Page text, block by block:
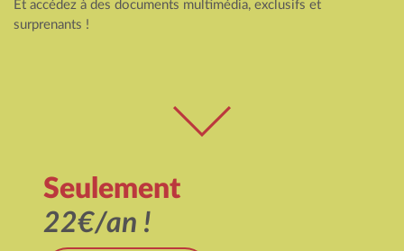
Et accédez à des documents multimédia, exclusifs et
surprenants !
Seulement
22€/an !